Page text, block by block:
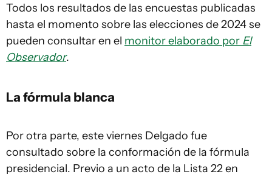
Todos los resultados de las encuestas publicadas
hasta el momento sobre las elecciones de 2024 se
pueden consultar en el monitor elaborado por El
Observador.
La fórmula blanca
Por otra parte, este viernes Delgado fue
consultado sobre la conformación de la fórmula
presidencial. Previo a un acto de la Lista 22 en